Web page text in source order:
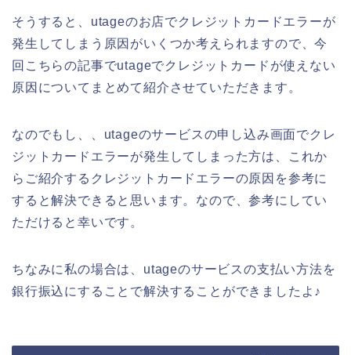
そうすると、utageのお店でクレジットカードエラーが
発生してしまう原因がいくつか考えられますので、今
回こちらの記事でutageでクレジットカードが使えない
原因についてまとめて紹介させていただきます。
なのでもし、、utageのサービスの申し込み画面でクレ
ジットカードエラーが発生してしまった方は、これか
らご紹介するクレジットカードエラーの原因を参考に
すると解決できると思います。なので、参考にしてい
ただけると幸いです。
ちなみに私の場合は、utageのサービスの支払い方法を
銀行振込にすることで解決することができましたよ♪